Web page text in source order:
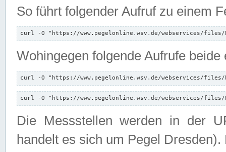
So führt folgender Aufruf zu einem
curl -O "https://www.pegelonline.wsv.de/webservices/files/
Wohingegen folgende Aufrufe beide
curl -O "https://www.pegelonline.wsv.de/webservices/files/
curl -O "https://www.pegelonline.wsv.de/webservices/files/
Die Messstellen werden in der
handelt es sich um Pegel